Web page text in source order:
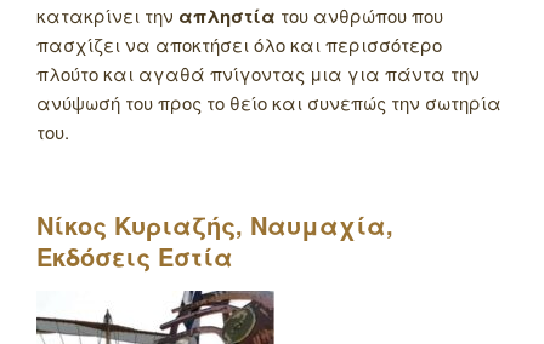
κατακρίνει την απληστία του ανθρώπου που
πασχίζει να αποκτήσει όλο και περισσότερο
πλούτο και αγαθά πνίγοντας μια για πάντα την
ανύψωσή του προς το θείο και συνεπώς την σωτηρία
του.
Νίκος Κυριαζής, Ναυμαχία,
Εκδόσεις Εστία